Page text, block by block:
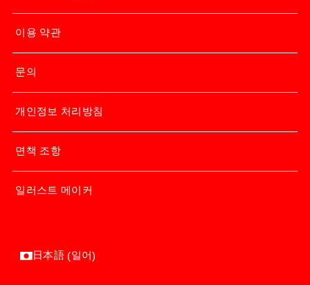
이용 약관
문의
개인정보 처리방침
면책 조항
일러스트 메이커
日本語 (일어)